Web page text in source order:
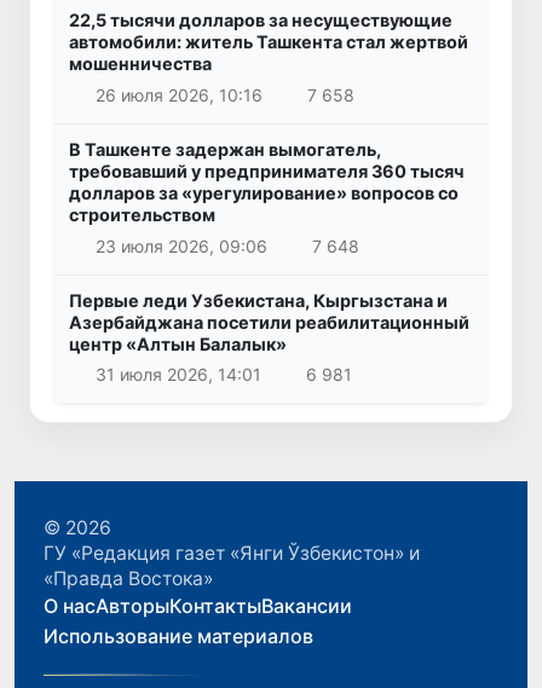
22,5 тысячи долларов за несуществующие
автомобили: житель Ташкента стал жертвой
мошенничества
26 июля 2026, 10:16
7 658
В Ташкенте задержан вымогатель,
требовавший у предпринимателя 360 тысяч
долларов за «урегулирование» вопросов со
строительством
23 июля 2026, 09:06
7 648
Первые леди Узбекистана, Кыргызстана и
Азербайджана посетили реабилитационный
центр «Алтын Балалык»
31 июля 2026, 14:01
6 981
© 2026
ГУ «Редакция газет «Янги Ўзбекистон» и
«Правда Востока»
О насАвторыКонтактыВакансии
Использование материалов